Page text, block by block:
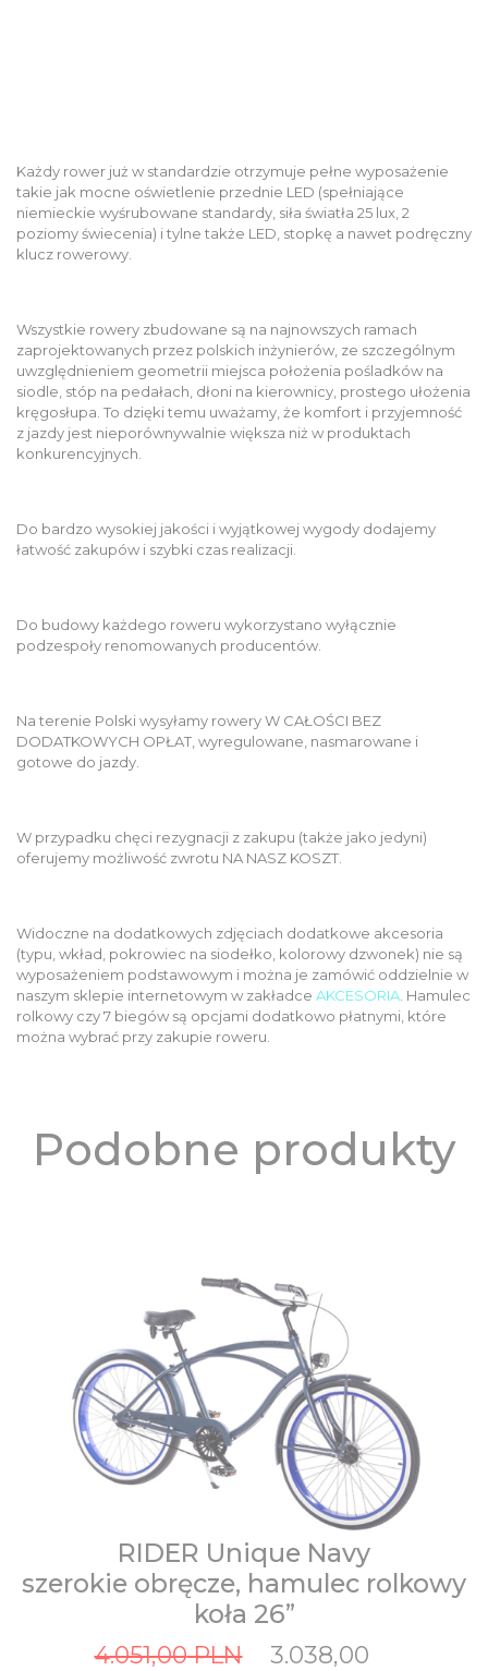
Każdy rower już w standardzie otrzymuje pełne wyposażenie
takie jak mocne oświetlenie przednie LED (spełniające
niemieckie wyśrubowane standardy, siła światła 25 lux, 2
poziomy świecenia) i tylne także LED, stopkę a nawet podręczny
klucz rowerowy.
Wszystkie rowery zbudowane są na najnowszych ramach
zaprojektowanych przez polskich inżynierów, ze szczególnym
uwzględnieniem geometrii miejsca położenia pośladków na
siodle, stóp na pedałach, dłoni na kierownicy, prostego ułożenia
kręgosłupa. To dzięki temu uważamy, że komfort i przyjemność
z jazdy jest nieporównywalnie większa niż w produktach
konkurencyjnych.
Do bardzo wysokiej jakości i wyjątkowej wygody dodajemy
łatwość zakupów i szybki czas realizacji.
Do budowy każdego roweru wykorzystano wyłącznie
podzespoły renomowanych producentów.
Na terenie Polski wysyłamy rowery W CAŁOŚCI BEZ
DODATKOWYCH OPŁAT, wyregulowane, nasmarowane i
gotowe do jazdy.
W przypadku chęci rezygnacji z zakupu (także jako jedyni)
oferujemy możliwość zwrotu NA NASZ KOSZT.
Widoczne na dodatkowych zdjęciach dodatkowe akcesoria
(typu, wkład, pokrowiec na siodełko, kolorowy dzwonek) nie są
wyposażeniem podstawowym i można je zamówić oddzielnie w
naszym sklepie internetowym w zakładce AKCESORIA. Hamulec
rolkowy czy 7 biegów są opcjami dodatkowo płatnymi, które
można wybrać przy zakupie roweru.
Podobne produkty
RIDER Unique Navy
szerokie obręcze, hamulec rolkowy
koła 26”
4.051,00PLN
Original
3.038,00